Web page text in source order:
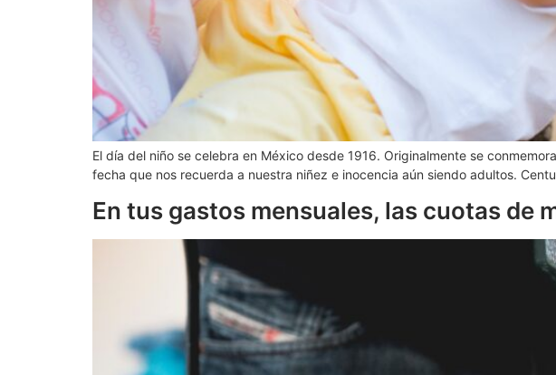
El día del niño se celebra en México desde 1916. Originalmente se
fecha que nos recuerda a nuestra niñez e inocencia aún siendo adultos.
En tus gastos mensuales, las cuotas de